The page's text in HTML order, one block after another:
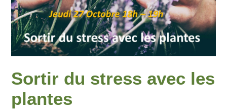
Sortir du stress avec les
plantes